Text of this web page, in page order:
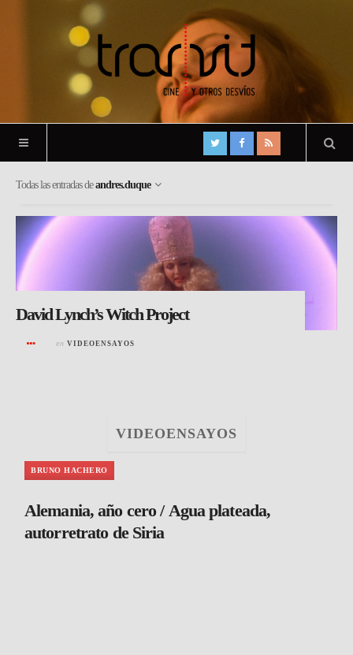
Todas las entradas deandres.duque
David Lynch’s Witch Project
en VIDEOENSAYOS
VIDEOENSAYOS
BRUNO HACHERO
Alemania, año cero / Agua plateada,
autorretrato de Siria